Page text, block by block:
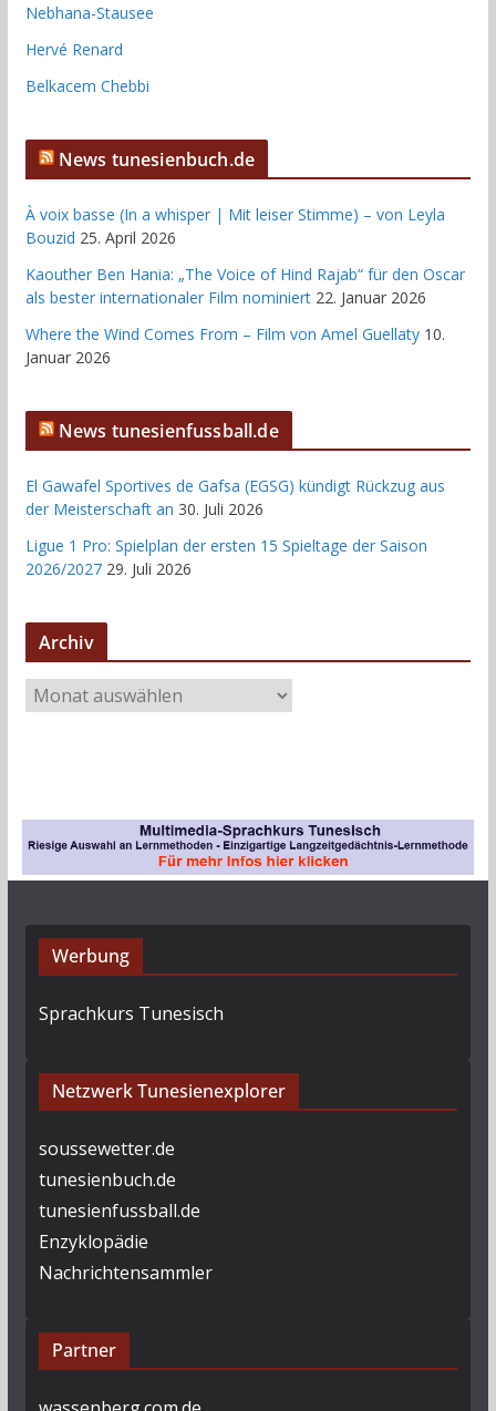
Nebhana-Stausee
Hervé Renard
Belkacem Chebbi
News tunesienbuch.de
À voix basse (In a whisper | Mit leiser Stimme) – von Leyla
Bouzid 25. April 2026
Kaouther Ben Hania: „The Voice of Hind Rajab“ für den Oscar
als bester internationaler Film nominiert 22. Januar 2026
Where the Wind Comes From – Film von Amel Guellaty 10.
Januar 2026
News tunesienfussball.de
El Gawafel Sportives de Gafsa (EGSG) kündigt Rückzug aus
der Meisterschaft an 30. Juli 2026
Ligue 1 Pro: Spielplan der ersten 15 Spieltage der Saison
2026/2027 29. Juli 2026
Archiv
r
Werbung
Sprachkurs Tunesisch
Netzwerk Tunesienexplorer
soussewetter.de
tunesienbuch.de
tunesienfussball.de
Enzyklopädie
Nachrichtensammler
Partner